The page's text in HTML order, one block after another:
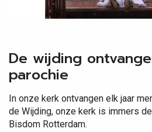
De wijding
parochie
In onze kerk ontvangen elk jaar
de Wijding, onze kerk is immers
Bisdom Rotterdam.